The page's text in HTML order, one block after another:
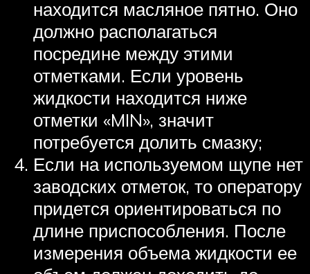
находится масляное пятно. Оно
должно располагаться
посредине между этими
отметками. Если уровень
жидкости находится ниже
отметки «MIN», значит
потребуется долить смазку;
Если на используемом щупе нет
заводских отметок, то оператору
придется ориентироваться по
длине приспособления. После
измерения объема жидкости ее